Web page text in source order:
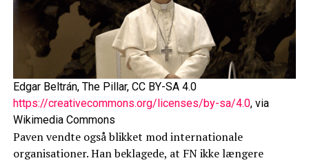
Edgar Beltrán, The Pillar, CC BY-SA 4.0
https://creativecommons.org/licenses/by-sa/4.0, via
Wikimedia Commons
Paven vendte også blikket mod internationale
organisationer. Han beklagede, at FN ikke længere